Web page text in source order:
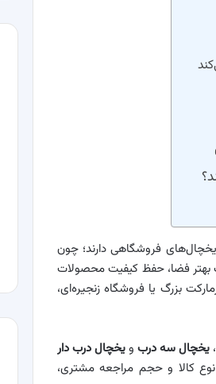
فروشگاهی دارند؛ چون
بهتر فضا، حفظ کیفیت محصولات
بزرگ یا فروشگاه زنجیره‌ای،
، یخچال سه دربویخچال درب دار
کالا و حجم مراجعه مشتری،